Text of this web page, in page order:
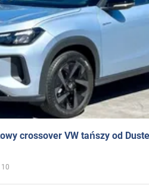
crossover VW tańszy od
10